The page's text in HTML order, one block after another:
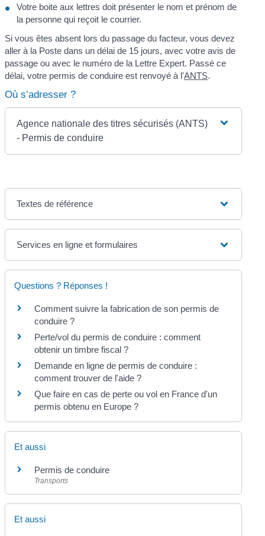
Votre boite aux lettres doit présenter le nom et prénom de
la personne qui reçoit le courrier.
Si vous êtes absent lors du passage du facteur, vous devez
aller à la Poste dans un délai de 15 jours, avec votre avis de
passage ou avec le numéro de la Lettre Expert. Passé ce
délai, votre permis de conduire est renvoyé à l'ANTS.
Où s’adresser ?
Agence nationale des titres sécurisés (ANTS)
- Permis de conduire
Textes de référence
Services en ligne et formulaires
Questions ? Réponses !
Comment suivre la fabrication de son permis de
conduire ?
Perte/vol du permis de conduire : comment
obtenir un timbre fiscal ?
Demande en ligne de permis de conduire :
comment trouver de l'aide ?
Que faire en cas de perte ou vol en France d'un
permis obtenu en Europe ?
Et aussi
Permis de conduire
Transports
Et aussi